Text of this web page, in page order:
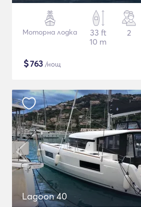
Моторна лодка
33 ft
10 m
2
$763 /нощ
Lagoon 40